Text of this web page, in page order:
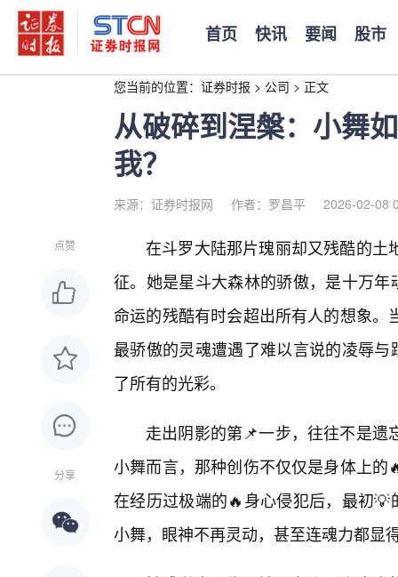
首页 快讯 要闻 股市
您当前的位置： 证券时报 > 公司 > 正文
从破碎到涅槃：小舞
我？
来源：证券时报网 作者：罗昌平 2026-02-08
点赞
分享
在斗罗大陆那片瑰丽却又残酷的土
征。她是星斗大森林的骄傲，是十万
命运的残酷有时会超出所有人的想象
最骄傲的灵魂遭遇了难以言说的凌辱
了所有的光彩。
走出阴影的第📌一步，往往不是
小舞而言，那种创伤不仅仅是身体上
在经历过极端的🔥身心侵犯后，最初
小舞，眼神不再灵动，甚至连魂力都显